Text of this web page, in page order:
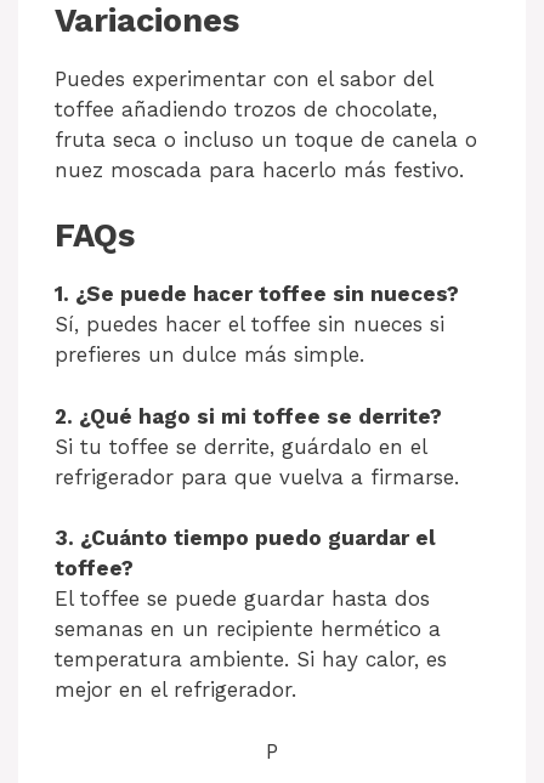
Variaciones
Puedes experimentar con el sabor del
toffee añadiendo trozos de chocolate,
fruta seca o incluso un toque de canela o
nuez moscada para hacerlo más festivo.
FAQs
1. ¿Se puede hacer toffee sin nueces?
Sí, puedes hacer el toffee sin nueces si
prefieres un dulce más simple.
2. ¿Qué hago si mi toffee se derrite?
Si tu toffee se derrite, guárdalo en el
refrigerador para que vuelva a firmarse.
3. ¿Cuánto tiempo puedo guardar el
toffee?
El toffee se puede guardar hasta dos
semanas en un recipiente hermético a
temperatura ambiente. Si hay calor, es
mejor en el refrigerador.
P